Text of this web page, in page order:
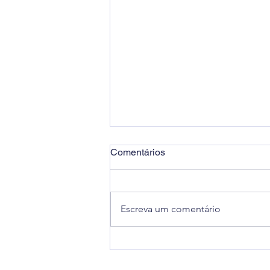
Comentários
Escreva um comentário